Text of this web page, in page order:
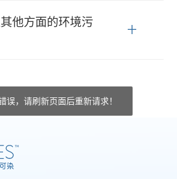
他方面的环境污
误，请刷新页面后重新请求！